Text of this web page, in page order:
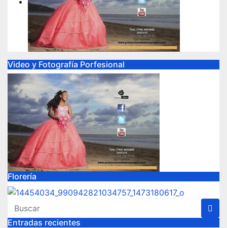
Video y Fotografía Porfesional
Florería
Entradas recientes